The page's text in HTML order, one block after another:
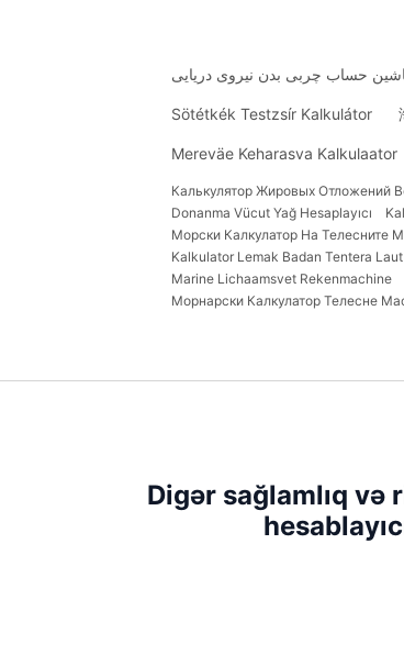
حساب چربی بدن نیروی دریایی
Sötétkék Testzsír Kalkulátor
Mereväe Keharasva Kalkulaator
Калькулятор Жировых Отложений
Donanma Vücut Yağ Hesaplayıcı
Морски Калкулатор На Телесните
Kalkulator Lemak Badan Tentera Laut
Marine Lichaamsvet Rekenmachine
Морнарски Калкулатор Телесне
Digər sağlamlıq və